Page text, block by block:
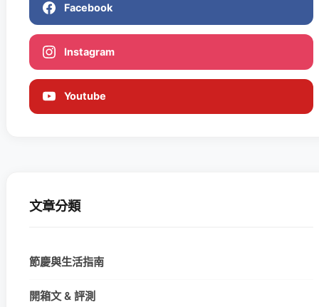
Facebook
Instagram
Youtube
文章分類
節慶與生活指南
開箱文 & 評測